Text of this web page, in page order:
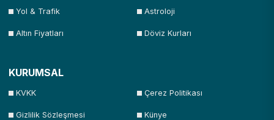
Yol & Trafik Astroloji
Altın Fiyatları Döviz Kurları
KURUMSAL
KVKK Çerez Politikası
Gizlilik Sözleşmesi Künye